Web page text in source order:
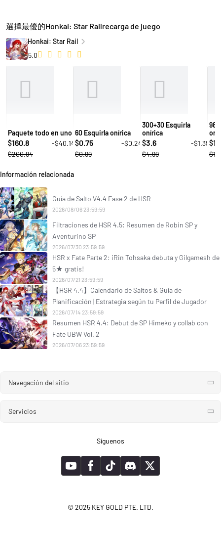
選擇最優的Honkai: Star Railrecarga de juego
Honkai: Star Rail
5.0
Paquete todo en uno
$160.8
-$40.14
$200.94
60 Esquirla onírica
$0.75
-$0.24
$0.99
300+30 Esquirla
onírica
$3.6
-$1.39
$4.99
$
Información relacionada
Guía de Salto V4.4 Fase 2 de HSR
2026/08/06 23:59:59
Filtraciones de HSR 4.5: Resumen de Robin SP y
Aventurino SP
2026/07/30 23:59:59
HSR x Fate Parte 2: ¡Rin Tohsaka debuta y Gilgamesh de
5★ gratis!
2026/07/21 23:59:59
【HSR 4.4】Calendario de Saltos & Guía de
Planificación | Estrategia según tu Perfil de Jugador
2026/07/14 23:59:59
Resumen HSR 4.4: Debut de SP Himeko y collab con
Fate UBW Vol. 2
2026/07/06 23:59:59
Navegación del sitio
Servicios
Síguenos
© 2025 KEY GOLD PTE. LTD.